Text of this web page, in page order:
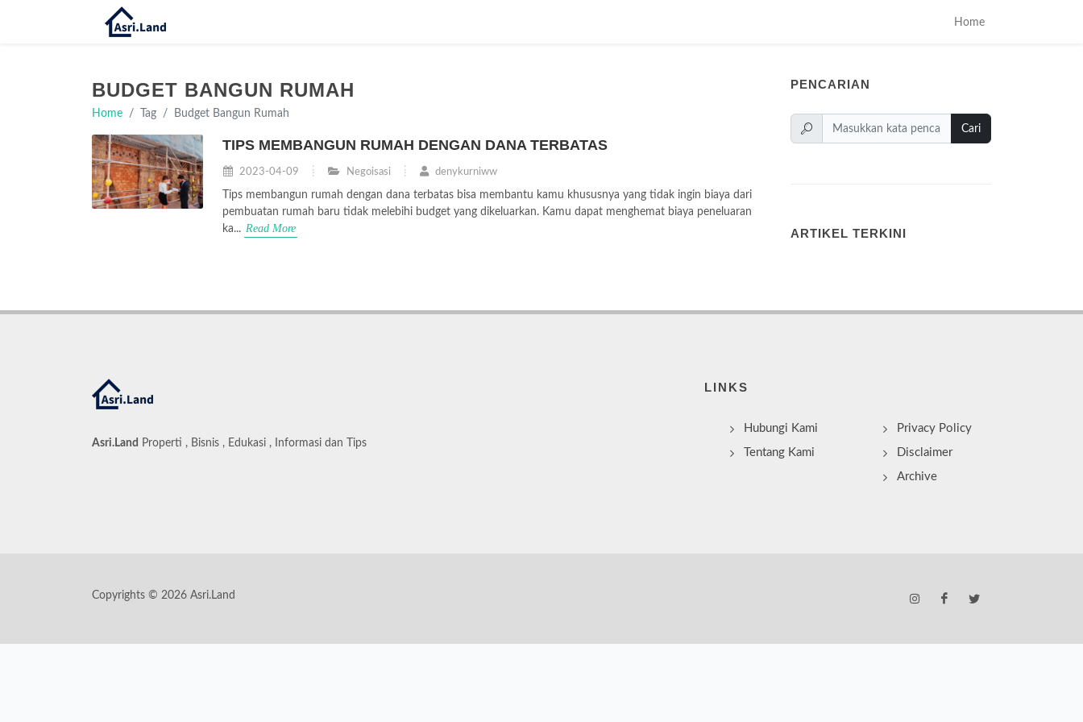
Home
BUDGET BANGUN RUMAH
Home Tag Budget Bangun Rumah
TIPS MEMBANGUN RUMAH DENGAN DANA TERBATAS
2023-04-09 Negoisasi denykurniww
Tips membangun rumah dengan dana terbatas bisa membantu kamu khususnya yang tidak ingin biaya dari
pembuatan rumah baru tidak melebihi budget yang dikeluarkan. Kamu dapat menghemat biaya peneluaran
ka... Read More
PENCARIAN
Cari
ARTIKEL TERKINI
Asri.Land Properti , Bisnis , Edukasi , Informasi dan Tips
LINKS
Hubungi Kami
Tentang Kami
Privacy Policy
Disclaimer
Archive
Copyrights © 2026 Asri.Land